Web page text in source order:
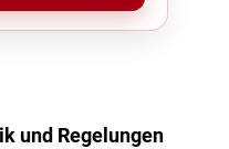
und Regelungen